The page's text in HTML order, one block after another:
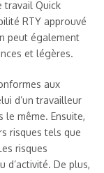
travail Quick
RTY approuvé
peut également
et légères.
aux
d’un travailleur
le même. Ensuite,
risques tels que
risques
d’activité. De plus,